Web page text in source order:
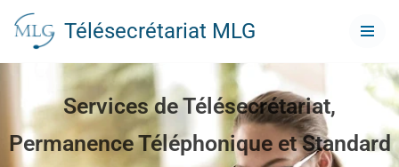
Aller
Télésecrétariat MLG
Services de Télésecrétariat,
Permanence Téléphonique et Standard